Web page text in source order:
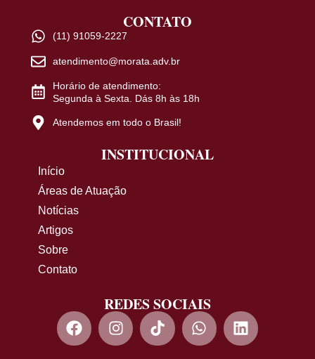
CONTATO
(11) 91059-2227
atendimento@morata.adv.br
Horário de atendimento:
Segunda à Sexta. Dás 8h às 18h
Atendemos em todo o Brasil!
INSTITUCIONAL
Início
Áreas de Atuação
Notícias
Artigos
Sobre
Contato
REDES SOCIAIS